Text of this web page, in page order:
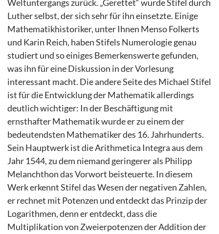
Weltuntergangs zurück. „Gerettet“ wurde Stifel durch
Luther selbst, der sich sehr für ihn einsetzte. Einige
Mathematikhistoriker, unter Ihnen Menso Folkerts
und Karin Reich, haben Stifels Numerologie genau
studiert und so einiges Bemerkenswerte gefunden,
was ihn für eine Diskussion in der Vorlesung
interessant macht. Die andere Seite des Michael Stifel
ist für die Entwicklung der Mathematik allerdings
deutlich wichtiger: In der Beschäftigung mit
ernsthafter Mathematik wurde er zu einem der
bedeutendsten Mathematiker des 16. Jahrhunderts.
Sein Hauptwerk ist die Arithmetica Integra aus dem
Jahr 1544, zu dem niemand geringerer als Philipp
Melanchthon das Vorwort beisteuerte. In diesem
Werk erkennt Stifel das Wesen der negativen Zahlen,
er rechnet mit Potenzen und entdeckt das Prinzip der
Logarithmen, denn er entdeckt, dass die
Multiplikation von Zweierpotenzen der Addition der